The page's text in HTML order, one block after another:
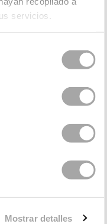
servicios.
Mostrar detalles